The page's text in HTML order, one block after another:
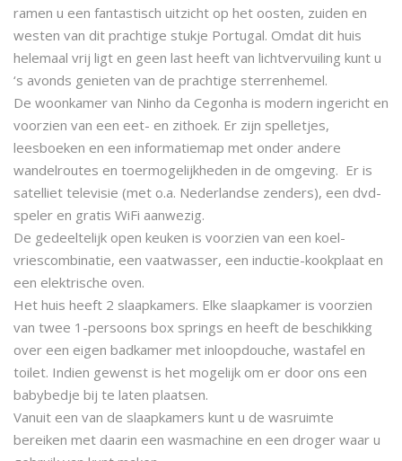
ramen u een fantastisch uitzicht op het oosten, zuiden en
westen van dit prachtige stukje Portugal. Omdat dit huis
helemaal vrij ligt en geen last heeft van lichtvervuiling kunt u
‘s avonds genieten van de prachtige sterrenhemel.
De woonkamer van Ninho da Cegonha is modern ingericht en
voorzien van een eet- en zithoek. Er zijn spelletjes,
leesboeken en een informatiemap met onder andere
wandelroutes en toermogelijkheden in de omgeving. Er is
satelliet televisie (met o.a. Nederlandse zenders), een dvd-
speler en gratis WiFi aanwezig.
De gedeeltelijk open keuken is voorzien van een koel-
vriescombinatie, een vaatwasser, een inductie-kookplaat en
een elektrische oven.
Het huis heeft 2 slaapkamers. Elke slaapkamer is voorzien
van twee 1-persoons box springs en heeft de beschikking
over een eigen badkamer met inloopdouche, wastafel en
toilet. Indien gewenst is het mogelijk om er door ons een
babybedje bij te laten plaatsen.
Vanuit een van de slaapkamers kunt u de wasruimte
bereiken met daarin een wasmachine en een droger waar u